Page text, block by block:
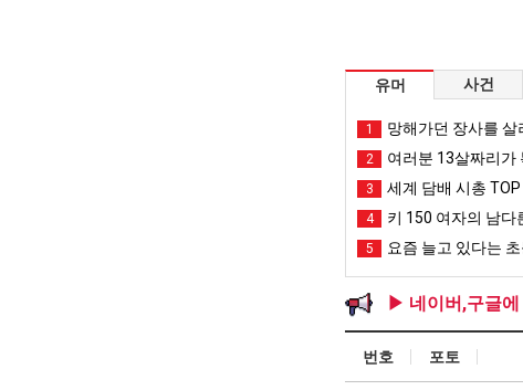
유머 사건
1 망해가던 장사를 살
2 여러분 13살짜리가
3 세계 담배 시총 TOP
4 키 150 여자의 남다
5 요즘 늘고 있다는
▶ 네이버,구글
번호 포토